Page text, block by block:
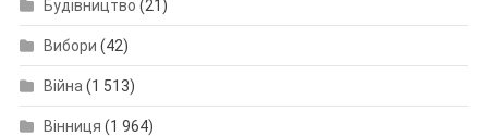
Будівництво (21)
Вибори (42)
Війна (1 513)
Вінниця (1 964)